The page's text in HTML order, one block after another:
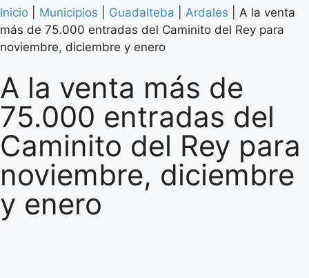
Inicio Municipios Guadalteba Ardales
A la venta
más de 75.000 entradas del Caminito del Rey para
noviembre, diciembre y enero
A la venta más de
75.000 entradas del
Caminito del Rey para
noviembre, diciembre
y enero